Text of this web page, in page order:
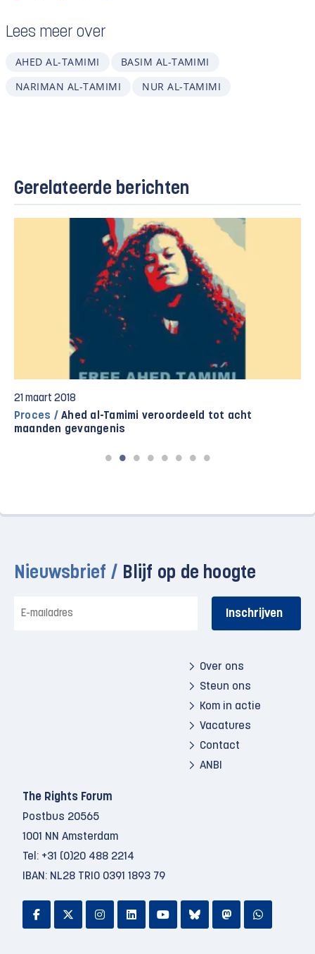
Lees meer over
AHED AL-TAMIMI
BASIM AL-TAMIMI
NARIMAN AL-TAMIMI
NUR AL-TAMIMI
Gerelateerde berichten
21 maart 2018
Proces / Ahed al-Tamimi veroordeeld tot acht
maanden gevangenis
Nieuwsbrief / Blijf op de hoogte
mailadres
Over ons
Steun ons
Kom in actie
Vacatures
Contact
ANBI
The Rights Forum
Postbus 20565
1001 NN Amsterdam
Tel: +31 (0)20 488 2214
IBAN: NL28 TRIO 0391 1893 79